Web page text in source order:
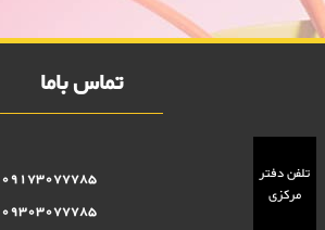
5000 فروش
تماس باما
تلفن دفتر
مرکزی
09173077785
09303077785